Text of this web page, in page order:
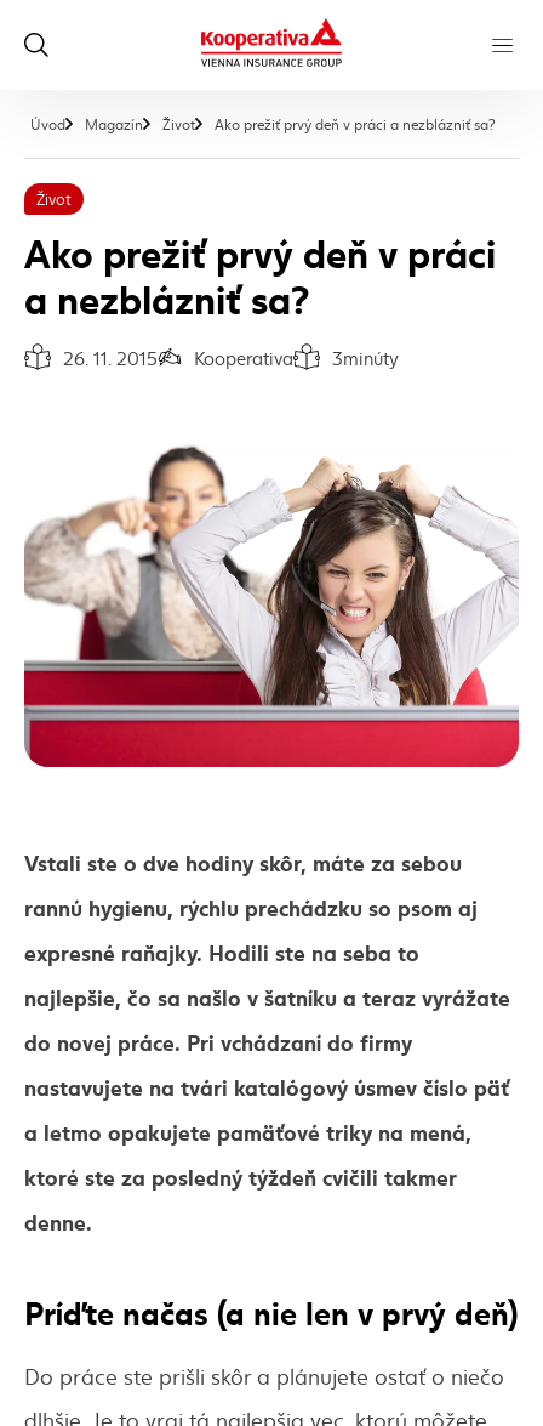
Úvod Magazín Život Ako prežiť prvý deň v práci a nezblázniť sa?,
Život
Ako prežiť prvý deň v práci
a nezblázniť sa?
Dátum vydania článku:
26. 11. 2015Autor článku:
KooperativaČas na prečítanie článku:
3minúty
Vstali ste o dve hodiny skôr, máte za sebou
rannú hygienu, rýchlu prechádzku so psom aj
expresné raňajky. Hodili ste na seba to
najlepšie, čo sa našlo v šatníku a teraz vyrážate
do novej práce. Pri vchádzaní do firmy
nastavujete na tvári katalógový úsmev číslo päť
a letmo opakujete pamäťové triky na mená,
ktoré ste za posledný týždeň cvičili takmer
denne.
Príďte načas (a nie len v prvý deň)
Do práce ste prišli skôr a plánujete ostať o niečo
dlhšie. Je to vraj tá najlepšia vec, ktorú môžete